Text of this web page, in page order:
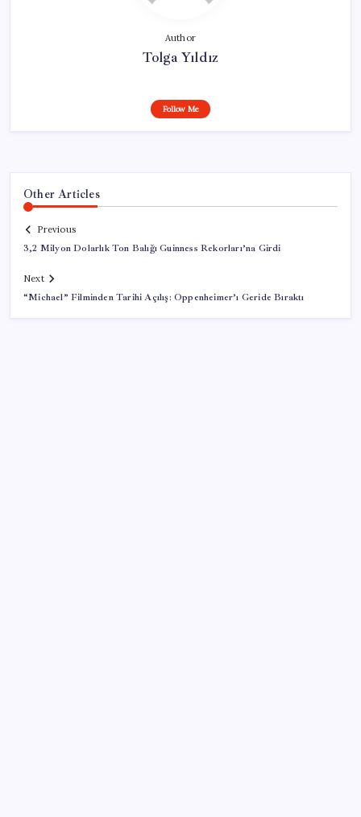
Author
Tolga Yıldız
Follow Me
Other Articles
Previous
3,2 Milyon Dolarlık Ton Balığı Guinness Rekorları’na Girdi
Next
“Michael” Filminden Tarihi Açılış: Oppenheimer’ı Geride Bıraktı